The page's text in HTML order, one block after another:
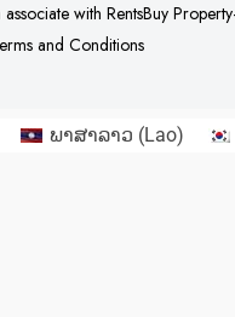
associate with RentsBuy Property
and Conditions
ພາສາລາວ (Lao)